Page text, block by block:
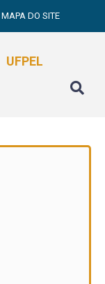
MAPA DO SITE
UFPEL